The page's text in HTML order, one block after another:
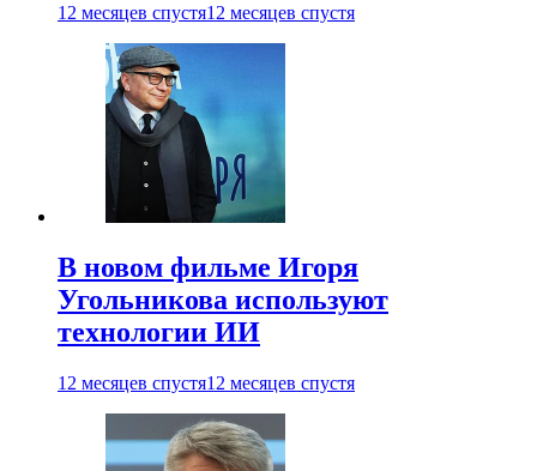
12 месяцев спустя12 месяцев спустя
В новом фильме Игоря
Угольникова используют
технологии ИИ
12 месяцев спустя12 месяцев спустя